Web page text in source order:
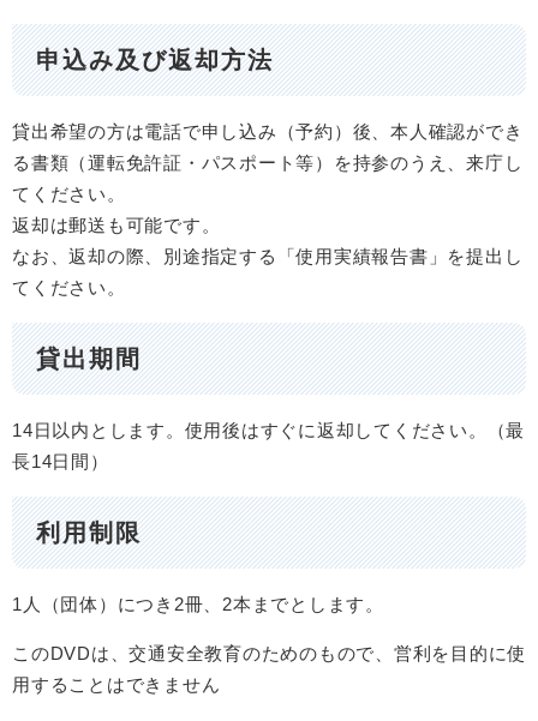
申込み及び返却方法
貸出希望の方は電話で申し込み（予約）後、本人確認ができ
る書類（運転免許証・パスポート等）を持参のうえ、来庁し
てください。
返却は郵送も可能です。
なお、返却の際、別途指定する「使用実績報告書」を提出し
てください。
貸出期間
14日以内とします。使用後はすぐに返却してください。（最
長14日間）
利用制限
1人（団体）につき2冊、2本までとします。
このDVDは、交通安全教育のためのもので、営利を目的に使
用することはできません